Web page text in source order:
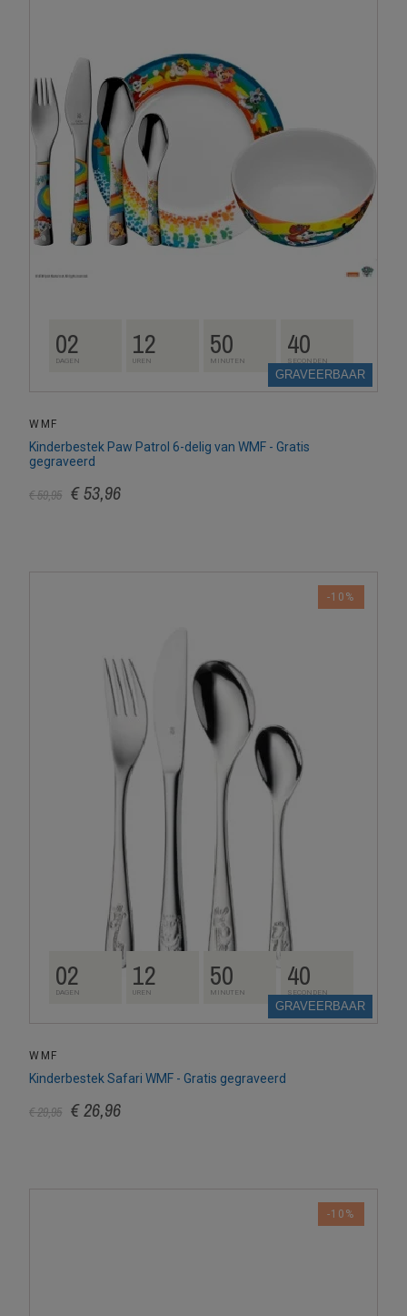
GRAVEERBAAR
02
DAGEN 12
UREN 50
MINUTEN 39
SECONDEN
WMF
Kinderbestek Paw Patrol 6-delig van WMF - Gratis
gegraveerd
€ 59,95 € 53,96
GRAVEERBAAR
02
DAGEN 12
UREN 50
MINUTEN 39
SECONDEN
WMF
Kinderbestek Safari WMF - Gratis gegraveerd
€ 29,95 € 26,96
-10%
-10%